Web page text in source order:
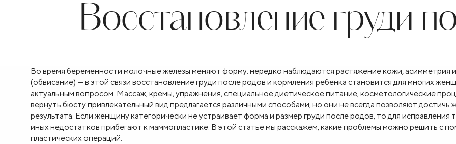
Восстановление груди
Во время беременности молочные железы меняют форму: нередко наблюдаются растяжение кожи, асимметрия
(обвисание) — в этой связи восстановление груди после родов и кормления ребенка становится для многих
актуальным вопросом. Массаж, кремы, упражнения, специальное диетическое питание, косметологические
вернуть бюсту привлекательный вид предлагается различными способами, но они не всегда позволяют достичь
результата. Если женщину категорически не устраивает форма и размер груди после родов, то для исправления
иных недостатков прибегают к маммопластике. В этой статье мы расскажем, какие проблемы можно решить с
пластических операций.